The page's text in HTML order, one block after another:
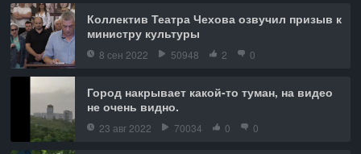
Коллектив Театра Чехова озвучил призыв к
министру культуры
8 сен 2022 50948 2 0
Город накрывает какой-то туман, на видео
не очень видно.
23 авг 2022 70034 0 0